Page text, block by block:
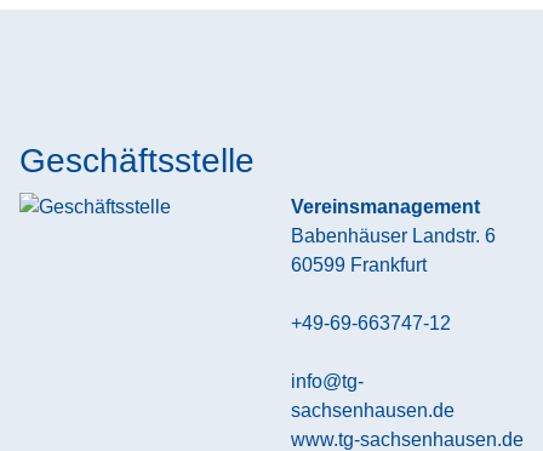
Geschäftsstelle
Vereinsmanagement
Babenhäuser Landstr. 6
60599 Frankfurt
+49-69-663747-12
info@tg-
sachsenhausen.de
www.tg-sachsenhausen.de